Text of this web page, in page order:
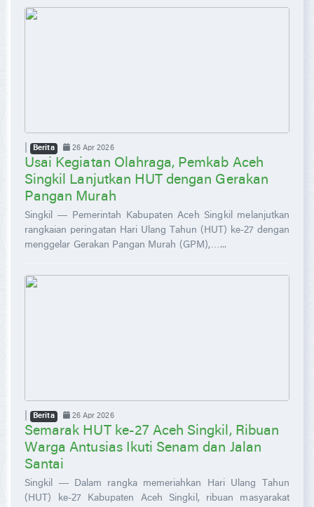
| Berita 26 Apr 2026
Usai Kegiatan Olahraga, Pemkab Aceh
Singkil Lanjutkan HUT dengan Gerakan
Pangan Murah
Singkil — Pemerintah Kabupaten Aceh Singkil melanjutkan
rangkaian peringatan Hari Ulang Tahun (HUT) ke-27 dengan
menggelar Gerakan Pangan Murah (GPM),…...
| Berita 26 Apr 2026
Semarak HUT ke-27 Aceh Singkil, Ribuan
Warga Antusias Ikuti Senam dan Jalan
Santai
Singkil — Dalam rangka memeriahkan Hari Ulang Tahun
(HUT) ke-27 Kabupaten Aceh Singkil, ribuan masyarakat